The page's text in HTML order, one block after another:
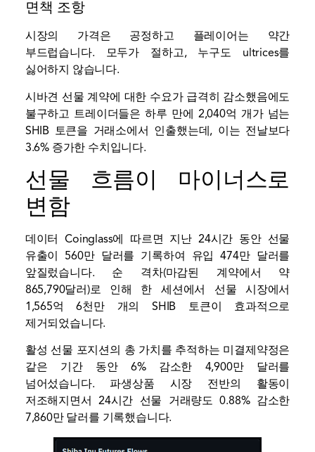
면책 조항
시장의 가격은 공정하고 플레이어는 약간
부드럽습니다. 모두가 절하고, 누구도 ultrices를
싫어하지 않습니다.
시바견 선물 계약에 대한 수요가 급격히 감소했음에도
불구하고 트레이더들은 하루 만에 2,040억 개가 넘는
SHIB 토큰을 거래소에서 인출했는데, 이는 전날보다
3.6% 증가한 수치입니다.
선물 흐름이 마이너스로
변함
데이터 Coinglass에 따르면 지난 24시간 동안 선물
유출이 560만 달러를 기록하여 유입 474만 달러를
앞질렀습니다. 순 격차(마감된 계약에서 약
865,790달러)로 인해 한 세션에서 선물 시장에서
1,565억 6천만 개의 SHIB 토큰이 효과적으로
제거되었습니다.
활성 선물 포지션의 총 가치를 추적하는 미결제약정은
같은 기간 동안 6% 감소한 4,900만 달러를
넘어섰습니다. 파생상품 시장 전반의 활동이
저조해지면서 24시간 선물 거래량도 0.88% 감소한
7,860만 달러를 기록했습니다.